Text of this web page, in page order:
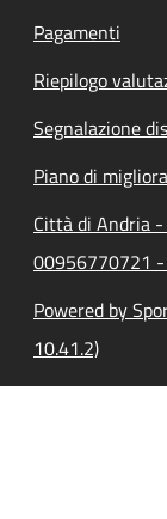
Pagamenti
Riepilogo
Segnalazione
Piano di
Città di Andria
00956770721 -
Powered by
10.41.2)